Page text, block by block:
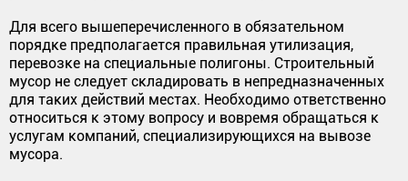
Для всего вышеперечисленного в обязательном
порядке предполагается правильная утилизация,
перевозке на специальные полигоны. Строительный
мусор не следует складировать в непредназначенных
для таких действий местах. Необходимо ответственно
относиться к этому вопросу и вовремя обращаться к
услугам компаний, специализирующихся на вывозе
мусора.